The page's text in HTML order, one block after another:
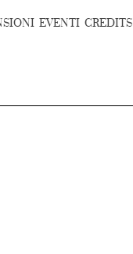
EVENTI CREDITS